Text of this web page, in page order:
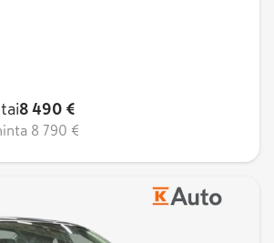
tai8 490 €
8 790 €